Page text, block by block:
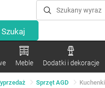
Meble Dodatki i dekoracje
Sprzęt AGD